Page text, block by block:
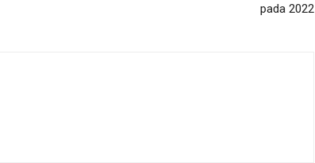
pada 2022